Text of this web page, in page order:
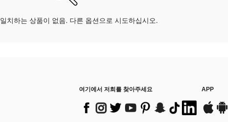
일치하는 상품이 없음. 다른 옵션으로 시도하십시오.
여기에서 저희를 찾아주세요 APP